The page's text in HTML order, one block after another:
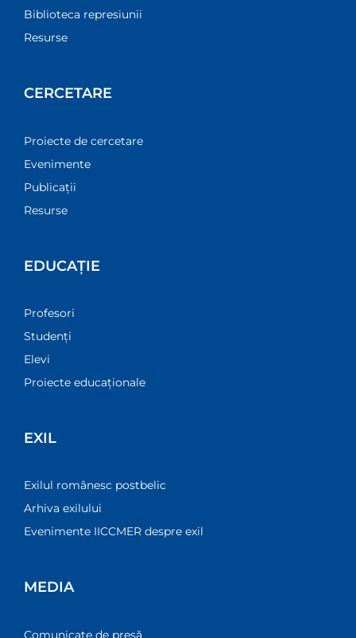
Biblioteca represiunii
Resurse
CERCETARE
Proiecte de cercetare
Evenimente
Publicații
Resurse
EDUCAȚIE
Profesori
Studenți
Elevi
Proiecte educaționale
EXIL
Exilul românesc postbelic
Arhiva exilului
Evenimente IICCMER despre exil
MEDIA
Comunicate de presă